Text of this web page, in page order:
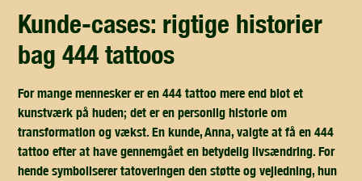
kunde-cases: rigtige historier
bag 444 tattoos
For mange mennesker er en 444 tattoo mere end blot et
kunstværk på huden; det er en personlig historie om
transformation og vækst. En kunde, Anna, valgte at få en 444
tattoo efter at have gennemgået en betydelig livsændring. For
hende symboliserer tatoveringen den støtte og vejledning, hun